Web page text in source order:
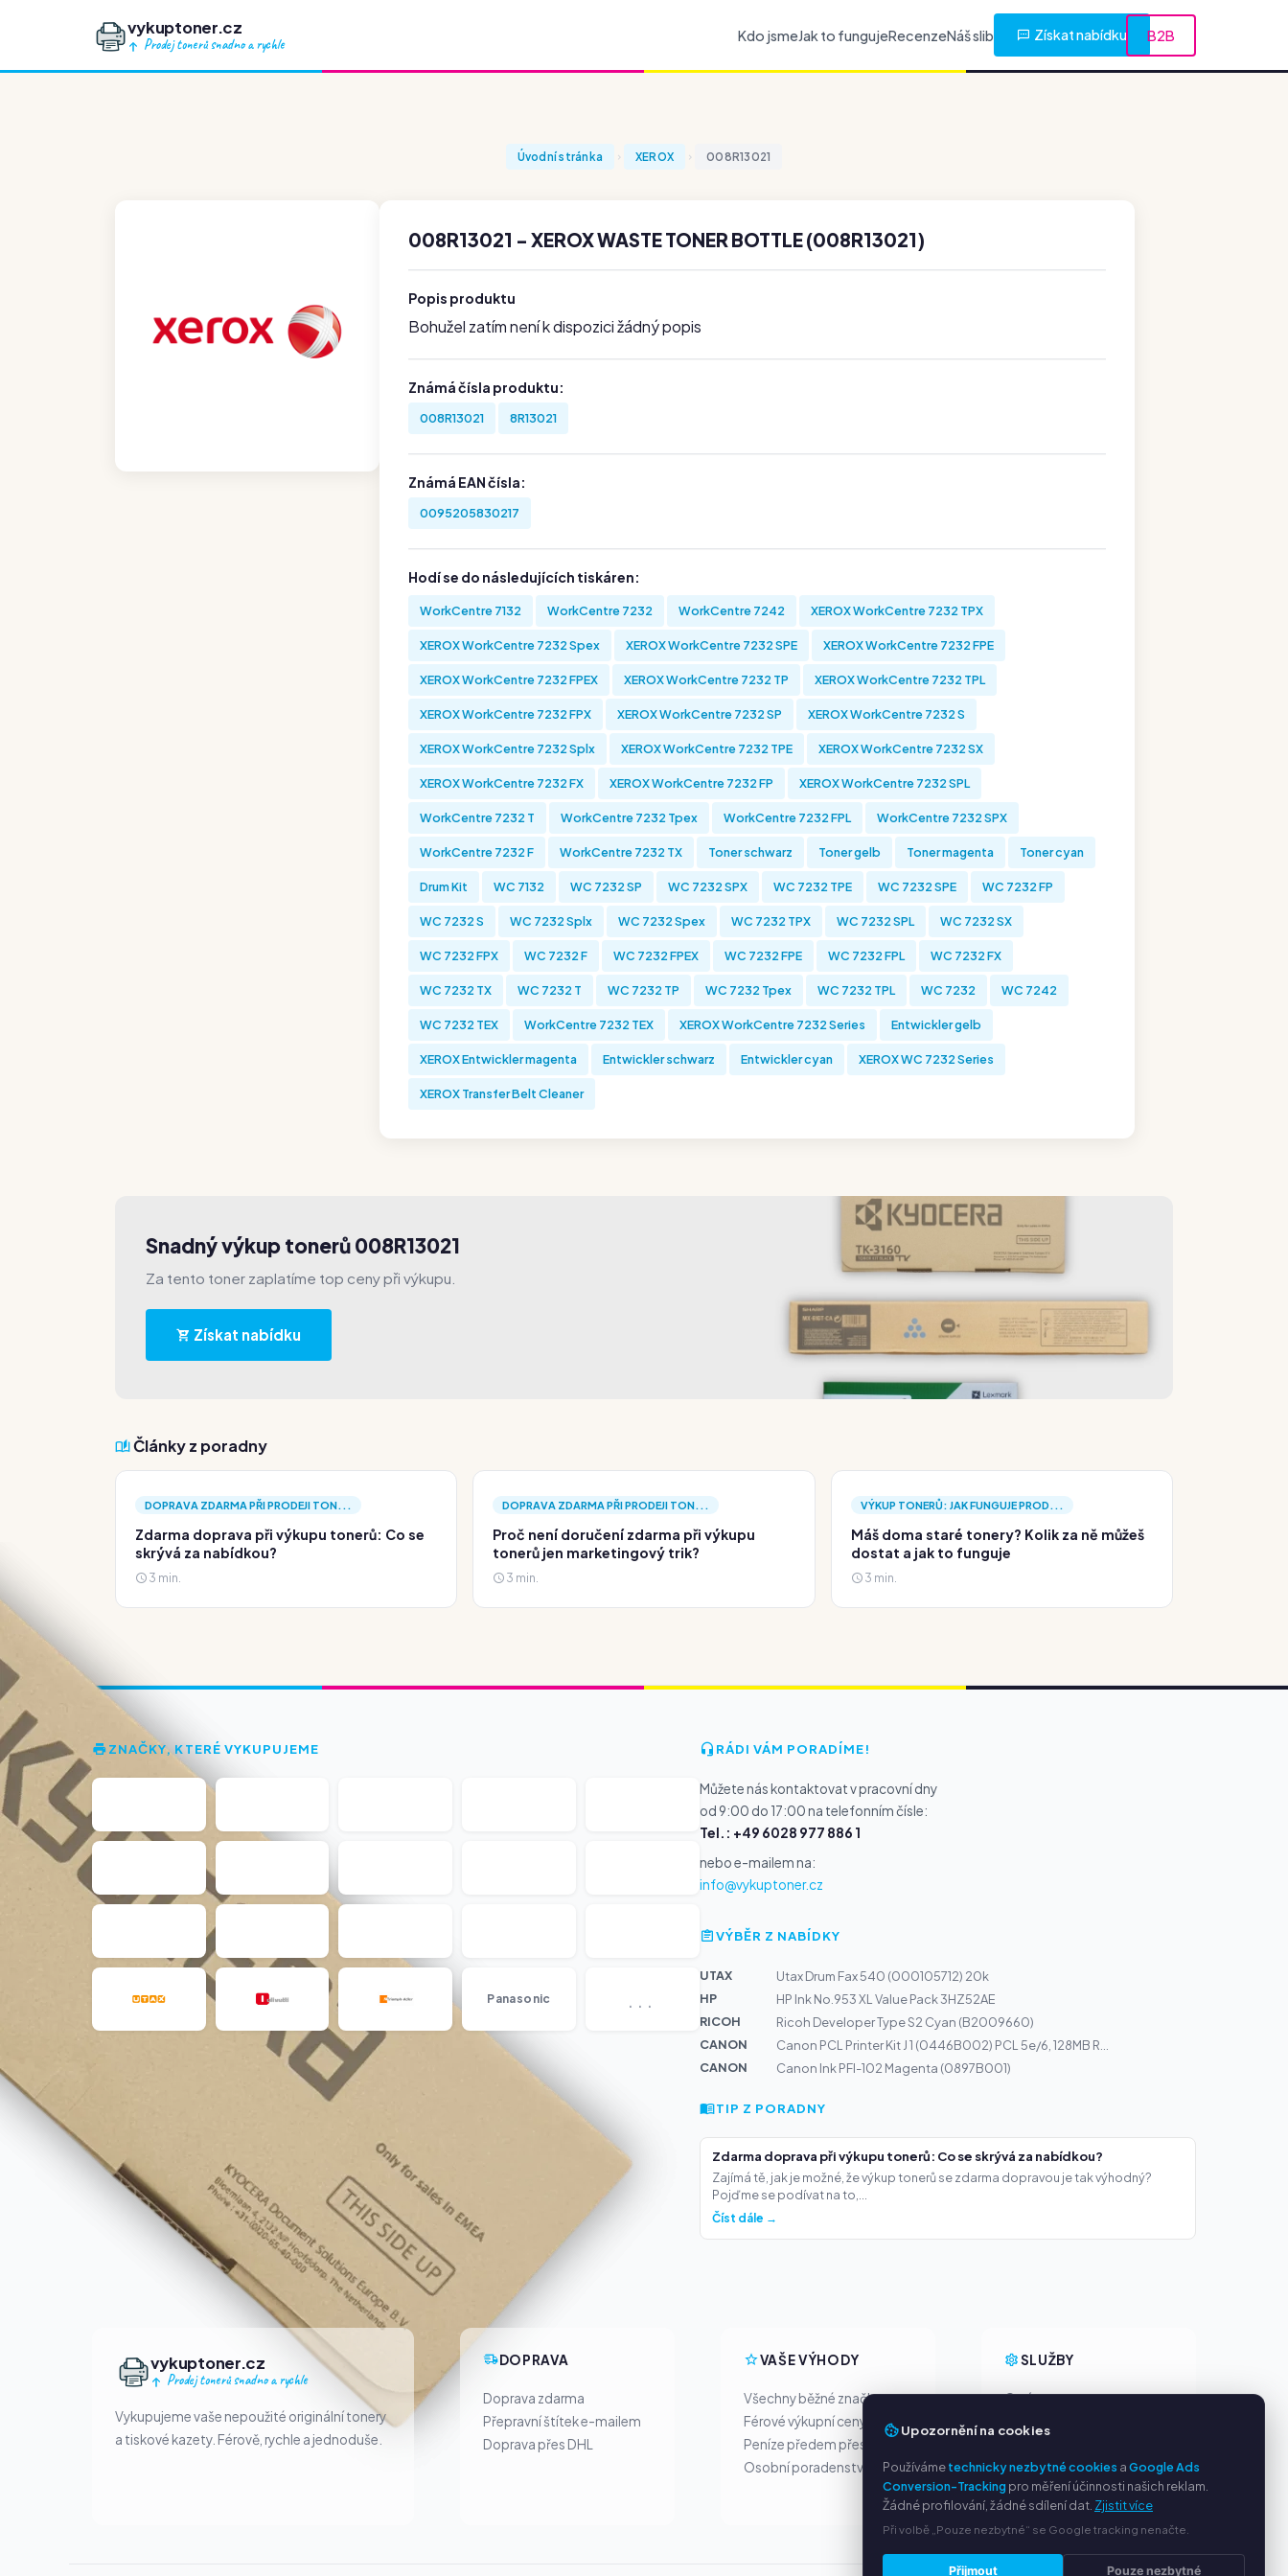
vykuptoner.cz
Prodej tonerů snadno a rychle
Kdo jsmeJak to fungujeRecenzeNáš slib Získat nabídku B2B
Úvodní stránka XEROX 008R13021
008R13021 - XEROX WASTE TONER BOTTLE (008R13021)
Popis produktu
Bohužel zatím není k dispozici žádný popis
Známá čísla produktu:
008R13021 8R13021
Známá EAN čísla:
0095205830217
Hodí se do následujících tiskáren:
WorkCentre 7132 WorkCentre 7232 WorkCentre 7242 XEROX WorkCentre 7232 TPX
XEROX WorkCentre 7232 Spex XEROX WorkCentre 7232 SPE XEROX WorkCentre 7232 FPE
XEROX WorkCentre 7232 FPEX XEROX WorkCentre 7232 TP XEROX WorkCentre 7232 TPL
XEROX WorkCentre 7232 FPX XEROX WorkCentre 7232 SP XEROX WorkCentre 7232 S
XEROX WorkCentre 7232 Splx XEROX WorkCentre 7232 TPE XEROX WorkCentre 7232 SX
XEROX WorkCentre 7232 FX XEROX WorkCentre 7232 FP XEROX WorkCentre 7232 SPL
WorkCentre 7232 T WorkCentre 7232 Tpex WorkCentre 7232 FPL WorkCentre 7232 SPX
WorkCentre 7232 F WorkCentre 7232 TX Toner schwarz Toner gelb Toner magenta Toner cyan
Drum Kit WC 7132 WC 7232 SP WC 7232 SPX WC 7232 TPE WC 7232 SPE WC 7232 FP
WC 7232 S WC 7232 Splx WC 7232 Spex WC 7232 TPX WC 7232 SPL WC 7232 SX
WC 7232 FPX WC 7232 F WC 7232 FPEX WC 7232 FPE WC 7232 FPL WC 7232 FX
WC 7232 TX WC 7232 T WC 7232 TP WC 7232 Tpex WC 7232 TPL WC 7232 WC 7242
WC 7232 TEX WorkCentre 7232 TEX XEROX WorkCentre 7232 Series Entwickler gelb
XEROX Entwickler magenta Entwickler schwarz Entwickler cyan XEROX WC 7232 Series
XEROX Transfer Belt Cleaner
Snadný výkup tonerů 008R13021
Za tento toner zaplatíme top ceny při výkupu.
Získat nabídku
Články z poradny
DOPRAVA ZDARMA PŘI PRODEJI TON...
Zdarma doprava při výkupu tonerů: Co se
skrývá za nabídkou?
3 min.
DOPRAVA ZDARMA PŘI PRODEJI TON...
Proč není doručení zdarma při výkupu
tonerů jen marketingový trik?
3 min.
VÝKUP TONERŮ: JAK FUNGUJE PROD...
Máš doma staré tonery? Kolik za ně můžeš
dostat a jak to funguje
3 min.
ZNAČKY, KTERÉ VYKUPUJEME
Panasonic ...
RÁDI VÁM PORADÍME!
Můžete nás kontaktovat v pracovní dny
od 9:00 do 17:00 na telefonním čísle:
Tel.: +49 6028 977 886 1
nebo e-mailem na:
info@vykuptoner.cz
VÝBĚR Z NABÍDKY
UTAX
Utax Drum Fax 540 (000105712) 20k
HP
HP Ink No.953 XL Value Pack 3HZ52AE
RICOH
Ricoh Developer Type S2 Cyan (B2009660)
CANON
Canon PCL Printer Kit J 1 (0446B002) PCL 5e/6, 128MB R...
CANON
Canon Ink PFI-102 Magenta (0897B001)
TIP Z PORADNY
Zdarma doprava při výkupu tonerů: Co se skrývá za nabídkou?
Zajímá tě, jak je možné, že výkup tonerů se zdarma dopravou je tak výhodný?
Pojďme se podívat na to,...
Číst dále →
vykuptoner.cz
Prodej tonerů snadno a rychle
Vykupujeme vaše nepoužité originální tonery
a tiskové kazety. Férově, rychle a jednoduše.
DOPRAVA
Doprava zdarma
Přepravní štítek e-mailem
Doprava přes DHL
VAŠE VÝHODY
Všechny běžné značky
Férové výkupní ceny
Peníze předem přes PayPal
Osobní poradenství
SLUŽBY
O nás
Časté dotazy (FAQ)
Poradna
Upozornění na cookies
Používámetechnicky nezbytné cookies aGoogle Ads
Conversion-Trackingpro měření účinnosti našich reklam.
Žádné profilování, žádné sdílení dat. Zjistit více
Při volbě „Pouze nezbytné“ se Google tracking nenačte.
Přijmout Pouze nezbytné